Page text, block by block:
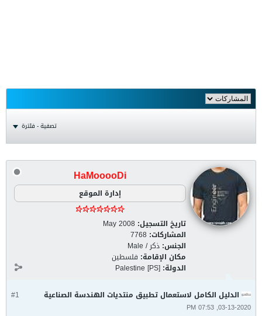
تصفية - فلترة
HaMooooDi
إدارة الموقع
تاريخ التسجيل: May 2008
المشاركات: 7768
الجنس: ذكر / Male
مكان الإقامة: فلسطين
الدولة: Palestine [PS]
#1 الدليل الكامل لاستعمال تطبيق منتديات الهندسة الصناعية
03-13-2020, 07:53 PM